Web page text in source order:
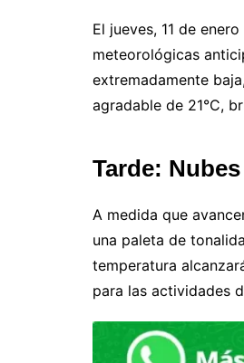
El jueves, 11 de
meteorológicas
extremadamente
agradable de 21°C,
Tarde:
A medida que
una paleta de
temperatura
para las actividades